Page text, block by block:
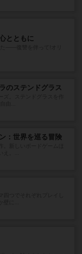
とともに
のステンドグラス
：世界を巡る冒険